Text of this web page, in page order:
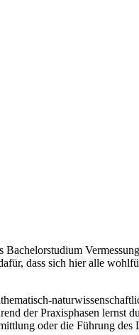
dass sich hier alle
der Praxisphasen lernst
oder die Führung des